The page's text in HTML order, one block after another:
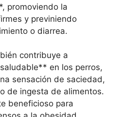
promoviendo la
y previniendo
o diarrea.
contribuye a
en los perros,
sensación de saciedad,
de ingesta de alimentos.
beneficioso para